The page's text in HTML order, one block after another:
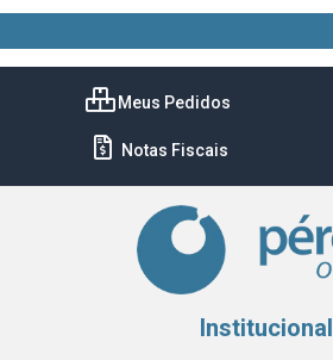
Meus Pedidos
Notas Fiscais
Institucional